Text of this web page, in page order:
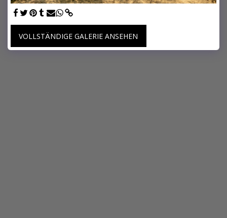
VOLLSTÄNDIGE GALERIE ANSEHEN